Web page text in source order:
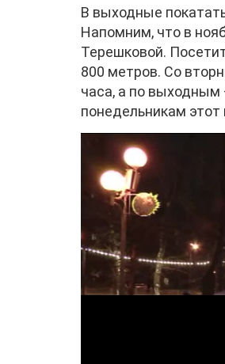
В выходные
Напомним, что в
Терешковой.
800 метров. Со
часа, а по выходным
понедельникам этот